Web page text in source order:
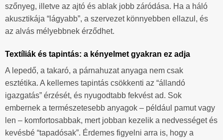
szőnyeg, illetve az ajtó és ablak jobb záródása. Ha a háló
akusztikája “lágyabb”, a szervezet könnyebben ellazul, és
az alvás mélyebbnek érződhet.
Textíliák és tapintás: a kényelmet gyakran ez adja
A lepedő, a takaró, a párnahuzat anyaga nem csak
esztétika. A kellemes tapintás csökkenti az “állandó
igazgatás” érzését, és nyugodtabb fekvést ad. Sok
embernek a természetesebb anyagok – például pamut vagy
len – komfortosabbak, mert jobban kezelik a nedvességet és
kevésbé “tapadósak”. Érdemes figyelni arra is, hogy a